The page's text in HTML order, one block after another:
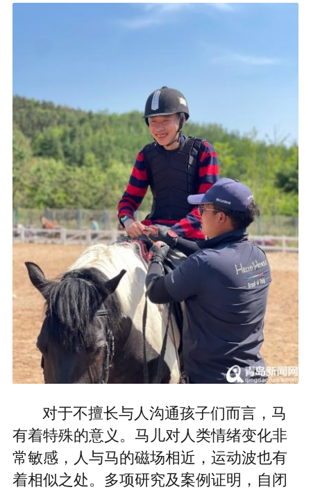
对于不擅长与人沟通孩子们而言，马
有着特殊的意义。马儿对人类情绪变化非
常敏感，人与马的磁场相近，运动波也有
着相似之处。多项研究及案例证明，自闭